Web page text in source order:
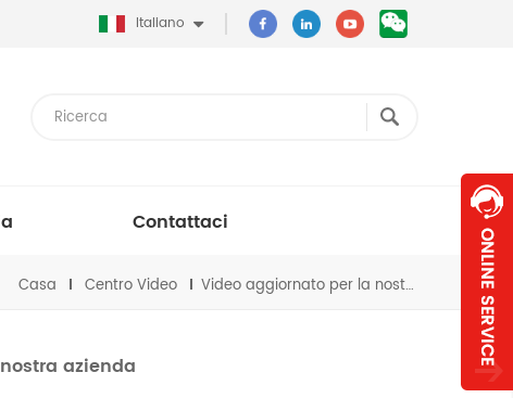
Italiano
Contattaci
Casa Centro Video Video aggiornato per la nostra azienda
azienda